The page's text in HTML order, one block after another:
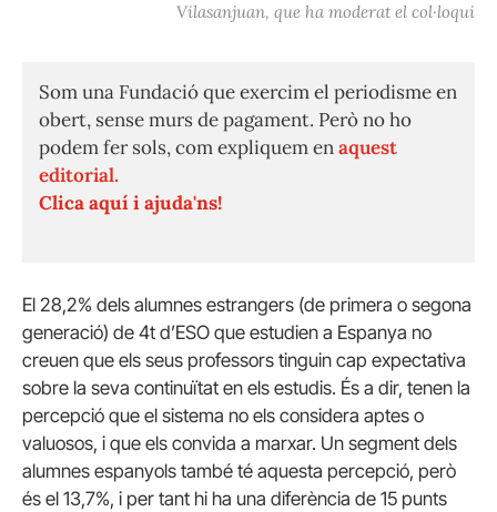
Vilasanjuan, que ha moderat el col·loqui
Som una Fundació que exercim el periodisme en
obert, sense murs de pagament. Però no ho
podem fer sols, com expliquem enaquest
editorial.
Clica aquí i ajuda'ns!
El 28,2% dels alumnes estrangers (de primera o segona
generació) de 4t d’ESO que estudien a Espanya no
creuen que els seus professors tinguin cap expectativa
sobre la seva continuïtat en els estudis. És a dir, tenen la
percepció que el sistema no els considera aptes o
valuosos, i que els convida a marxar. Un segment dels
alumnes espanyols també té aquesta percepció, però
és el 13,7%, i per tant hi ha una diferència de 15 punts